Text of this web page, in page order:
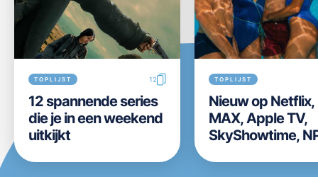
TOPLIJST 12
12 spannende series
die je in een weekend
uitkijkt
TOPLIJST
Nieuw op Netflix,
MAX, Apple TV,
SkyShowtime,